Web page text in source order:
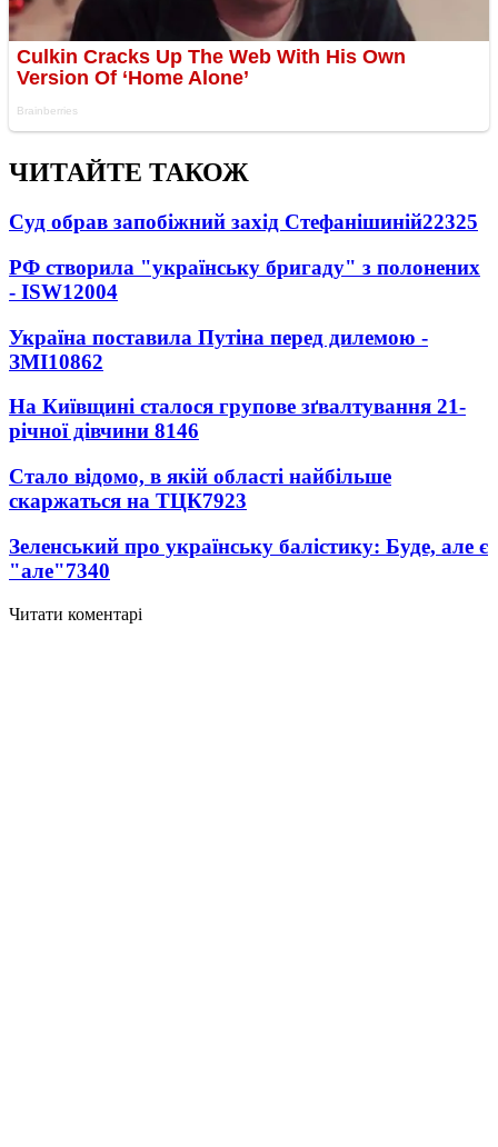
ЧИТАЙТЕ ТАКОЖ
Суд обрав запобіжний захід Стефанішиній22325
РФ створила "українську бригаду" з полонених
- ISW12004
Україна поставила Путіна перед дилемою -
ЗМІ10862
На Київщині сталося групове зґвалтування 21-
річної дівчини 8146
Стало відомо, в якій області найбільше
скаржаться на ТЦК7923
Зеленський про українську балістику: Буде, але є
"але"7340
Читати коментарі